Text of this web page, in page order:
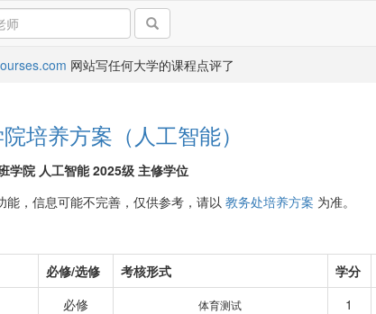
网站写任何大学的课程点评了
培养方案（人工智能）
学院 人工智能 2025级 主修学位
，信息可能不完善，仅供参考，请以 教务处培养方案 为准。
必修/选修 考核形式 学分
必修 体育测试 1